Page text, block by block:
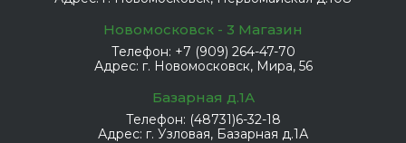
Новомосковск - 3 Магазин
Телефон: +7 (909) 264-47-70
Адрес: г. Новомосковск, Мира, 56
Базарная д.1А
Телефон: (48731)6-32-18
Адрес: г. Узловая, Базарная д.1А